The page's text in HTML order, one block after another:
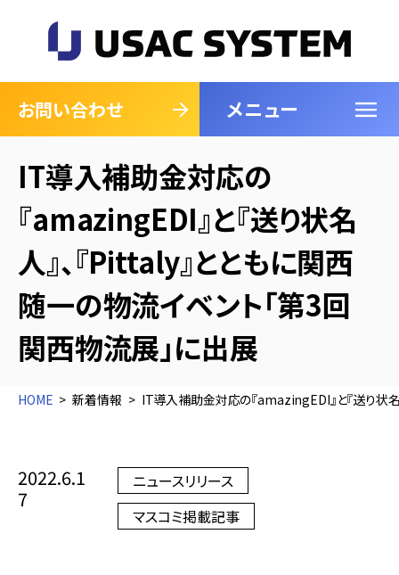
お問い合わせ メニュー
閉じる
IT導入補助金対応の
『amazingEDI』と『送り状名
人』、『Pittaly』とともに関西
随一の物流イベント「第3回
関西物流展」に出展
HOME 新着情報 IT導入補助金対応の『amazingEDI』と『送り状
2022.6.1
7
ニュースリリース
マスコミ掲載記事